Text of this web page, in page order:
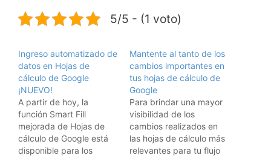
5/5 - (1 voto)
Ingreso automatizado de
datos en Hojas de
cálculo de Google
¡NUEVO!
A partir de hoy, la
función Smart Fill
mejorada de Hojas de
cálculo de Google está
disponible para los
Mantente al tanto de los
cambios importantes en
tus hojas de cálculo de
Google
Para brindar una mayor
visibilidad de los
cambios realizados en
las hojas de cálculo más
relevantes para tu flujo